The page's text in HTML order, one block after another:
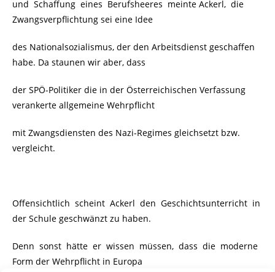
und Schaffung eines Berufsheeres meinte Ackerl, die
Zwangsverpflichtung sei eine Idee
des Nationalsozialismus, der den Arbeitsdienst geschaffen
habe. Da staunen wir aber, dass
der SPÖ-Politiker die in der Österreichischen Verfassung
verankerte allgemeine Wehrpflicht
mit Zwangsdiensten des Nazi-Regimes gleichsetzt bzw.
vergleicht.
Offensichtlich scheint Ackerl den Geschichtsunterricht in
der Schule geschwänzt zu haben.
Denn sonst hätte er wissen müssen, dass die moderne
Form der Wehrpflicht in Europa